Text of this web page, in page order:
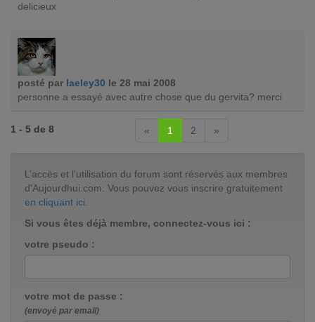
delicieux
posté par laeley30 le 28 mai 2008
personne a essayé avec autre chose que du gervita? merci
1 - 5 de 8 « 1 2 »
L’accès et l’utilisation du forum sont réservés aux membres
d'Aujourdhui.com. Vous pouvez vous inscrire gratuitement
en cliquant ici.
Si vous êtes déjà membre, connectez-vous ici :
votre pseudo :
votre mot de passe :
(envoyé par email)